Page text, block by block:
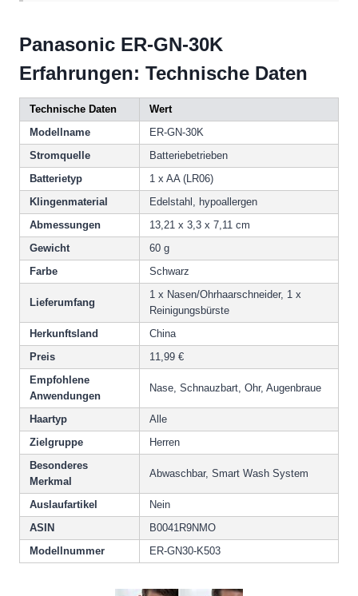
Panasonic ER-GN-30K
Erfahrungen: Technische Daten
Technische Daten
Wert
Modellname
ER-GN-30K
Stromquelle
Batteriebetrieben
Batterietyp
1 x AA (LR06)
Klingenmaterial
Edelstahl, hypoallergen
Abmessungen
13,21 x 3,3 x 7,11 cm
Gewicht
60 g
Farbe
Schwarz
Lieferumfang
1 x Nasen/Ohrhaarschneider, 1 x
Reinigungsbürste
Herkunftsland
China
Preis
11,99 €
Empfohlene
Anwendungen
Nase, Schnauzbart, Ohr, Augenbraue
Haartyp
Alle
Zielgruppe
Herren
Besonderes
Merkmal
Abwaschbar, Smart Wash System
Auslaufartikel
Nein
ASIN
B0041R9NMO
Modellnummer
ER-GN30-K503